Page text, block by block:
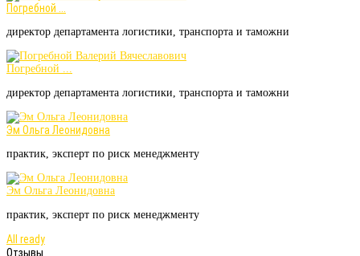
Погребной ...
директор департамента логистики, транспорта и таможни
Погребной ...
директор департамента логистики, транспорта и таможни
Эм Ольга Леонидовна
практик, эксперт по риск менеджменту
Эм Ольга Леонидовна
практик, эксперт по риск менеджменту
All ready
Отзывы